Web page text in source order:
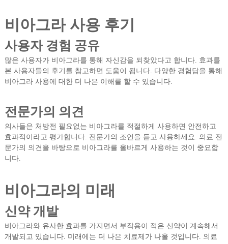
비아그라 사용 후기
사용자 경험 공유
많은 사용자가 비아그라를 통해 자신감을 되찾았다고 합니다. 효과를
본 사용자들의 후기를 참고하면 도움이 됩니다. 다양한 경험담을 통해
비아그라 사용에 대한 더 나은 이해를 할 수 있습니다.
전문가의 의견
의사들은 처방전 필요없는 비아그라를 적절하게 사용하면 안전하고
효과적이라고 평가합니다. 전문가의 조언을 듣고 사용하세요. 의료 전
문가의 의견을 바탕으로 비아그라를 올바르게 사용하는 것이 중요합
니다.
비아그라의 미래
신약 개발
비아그라와 유사한 효과를 가지면서 부작용이 적은 신약이 계속해서
개발되고 있습니다. 미래에는 더 나은 치료제가 나올 것입니다. 의료